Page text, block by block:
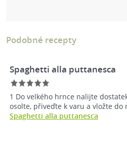
Podobné recepty
Spaghetti alla puttanesca
1 Do velkého hrnce nalijte
osolte, přiveďte k varu a vložte do
Spaghetti alla puttanesca